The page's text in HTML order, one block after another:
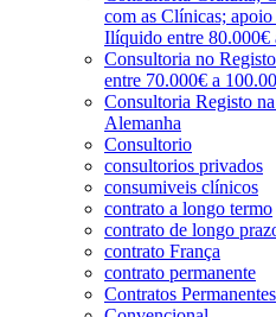
com as Clínicas;
Ilíquido entre 80.000€
Consultoria no
entre 70.000€ a
Consultoria Registo
Alemanha
Consultorio
consultorios privados
consumiveis clínicos
contrato a longo termo
contrato de longo
contrato França
contrato permanente
Contratos Permanentes